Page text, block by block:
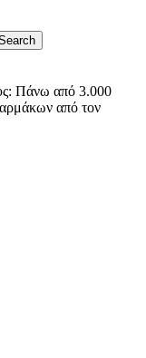
Πάνω από 3.000
από τον